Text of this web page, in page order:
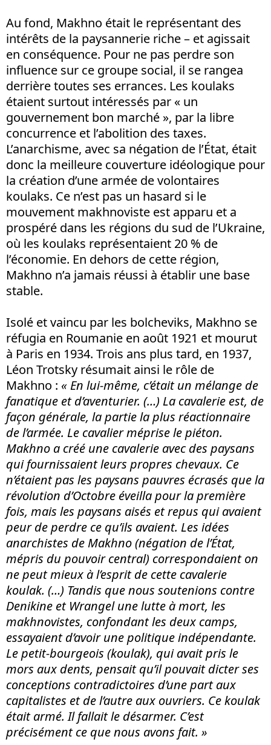
Au fond, Makhno était le représentant des
intérêts de la paysannerie riche – et agissait
en conséquence. Pour ne pas perdre son
influence sur ce groupe social, il se rangea
derrière toutes ses errances. Les koulaks
étaient surtout intéressés par « un
gouvernement bon marché », par la libre
concurrence et l’abolition des taxes.
L’anarchisme, avec sa négation de l’État, était
donc la meilleure couverture idéologique pour
la création d’une armée de volontaires
koulaks. Ce n’est pas un hasard si le
mouvement makhnoviste est apparu et a
prospéré dans les régions du sud de l’Ukraine,
où les koulaks représentaient 20 % de
l’économie. En dehors de cette région,
Makhno n’a jamais réussi à établir une base
stable.
Isolé et vaincu par les bolcheviks, Makhno se
réfugia en Roumanie en août 1921 et mourut
à Paris en 1934. Trois ans plus tard, en 1937,
Léon Trotsky résumait ainsi le rôle de
Makhno : « En lui-même, c’était un mélange de
fanatique et d’aventurier. (…) La cavalerie est, de
façon générale, la partie la plus réactionnaire
de l’armée. Le cavalier méprise le piéton.
Makhno a créé une cavalerie avec des paysans
qui fournissaient leurs propres chevaux. Ce
n’étaient pas les paysans pauvres écrasés que la
révolution d’Octobre éveilla pour la première
fois, mais les paysans aisés et repus qui avaient
peur de perdre ce qu’ils avaient. Les idées
anarchistes de Makhno (négation de l’État,
mépris du pouvoir central) correspondaient on
ne peut mieux à l’esprit de cette cavalerie
koulak. (…) Tandis que nous soutenions contre
Denikine et Wrangel une lutte à mort, les
makhnovistes, confondant les deux camps,
essayaient d’avoir une politique indépendante.
Le petit-bourgeois (koulak), qui avait pris le
mors aux dents, pensait qu’il pouvait dicter ses
conceptions contradictoires d’une part aux
capitalistes et de l’autre aux ouvriers. Ce koulak
était armé. Il fallait le désarmer. C’est
précisément ce que nous avons fait. »